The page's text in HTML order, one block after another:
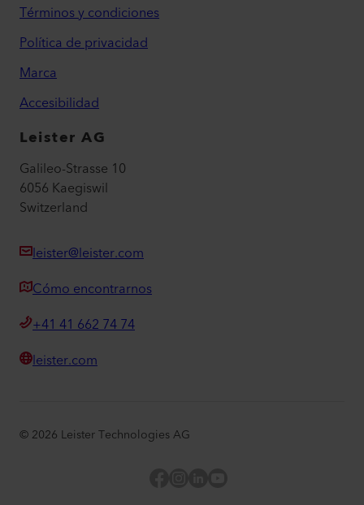
Términos y condiciones
Política de privacidad
Marca
Accesibilidad
Leister AG
Galileo-Strasse 10
6056 Kaegiswil
Switzerland
leister@leister.com
Cómo encontrarnos
+41 41 662 74 74
leister.com
© 2026 Leister Technologies AG